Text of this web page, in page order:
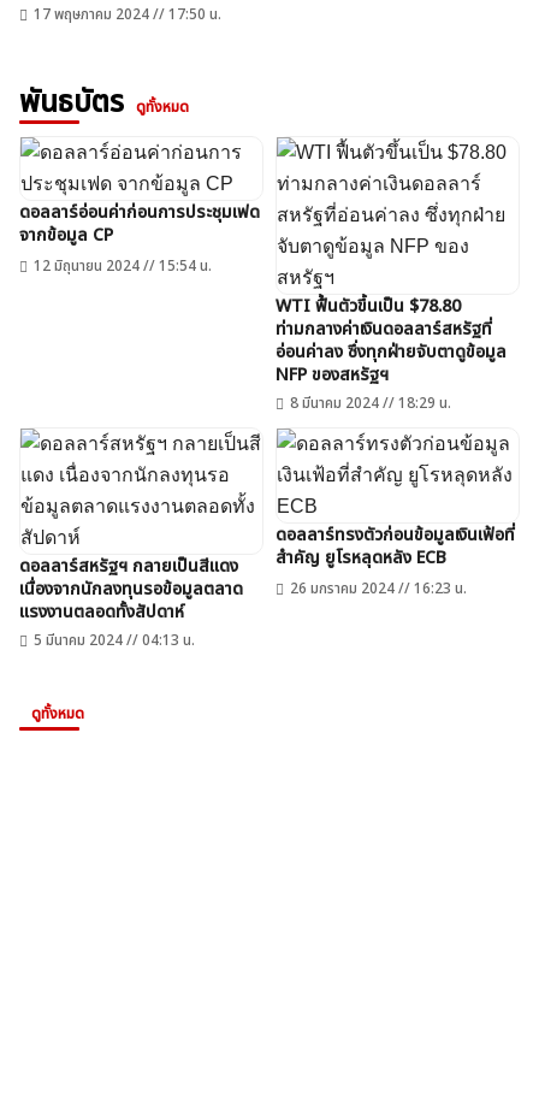
17 พฤษภาคม 2024 // 17:50 น.
พันธบัตร ดูทั้งหมด
ดอลลาร์อ่อนค่าก่อนการประชุมเฟด
จากข้อมูล CP
12 มิถุนายน 2024 // 15:54 น.
WTI ฟื้นตัวขึ้นเป็น $78.80
ท่ามกลางค่าเงินดอลลาร์สหรัฐที่
อ่อนค่าลง ซึ่งทุกฝ่ายจับตาดูข้อมูล
NFP ของสหรัฐฯ
8 มีนาคม 2024 // 18:29 น.
ดอลลาร์สหรัฐฯ กลายเป็นสีแดง
เนื่องจากนักลงทุนรอข้อมูลตลาด
แรงงานตลอดทั้งสัปดาห์
5 มีนาคม 2024 // 04:13 น.
ดอลลาร์ทรงตัวก่อนข้อมูลเงินเฟ้อที่
สำคัญ ยูโรหลุดหลัง ECB
26 มกราคม 2024 // 16:23 น.
ดูทั้งหมด